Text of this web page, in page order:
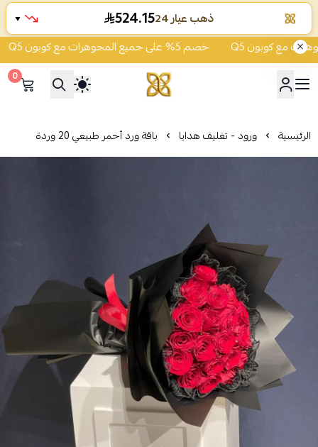
خصم 5% على جميع المجوهرات مع كوبون Q5
شركة قمة زاوية الشفاء
0
الرئيسية ورود - تغليف هدايا باقة ورد أحمر طبيعي 20 وردة
ذهب عيار 24 524.15
▼